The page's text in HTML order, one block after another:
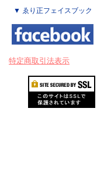
▼ ゑり正フェイスブック
特定商取引法表示